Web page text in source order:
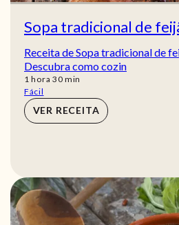
Sopa tradicional de
Receita de Sopa tradicional de
Descubra como cozin
1 hora
hora 30min
min
Fácil
VER RECEITA